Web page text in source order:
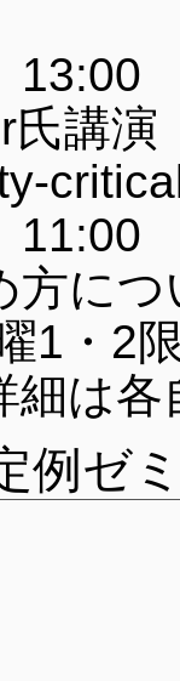
氏講演
方につ
1・2
細は
例ゼ